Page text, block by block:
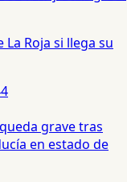
Roja si llega su